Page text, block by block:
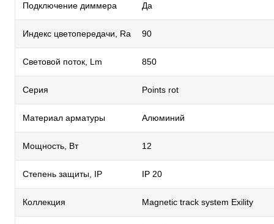
Подключение диммера Да
Индекс цветопередачи, Ra 90
Световой поток, Lm 850
Серия Points rot
Материал арматуры Алюминий
Мощность, Вт 12
Степень защиты, IP IP 20
Коллекция Magnetic track system Exility